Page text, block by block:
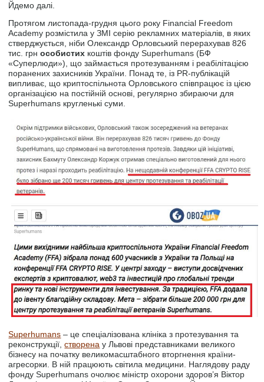
Йдемо далі.
Протягом листопада-грудня цього року Financial Freedom
Academy розмістила у ЗМІ серію рекламних матеріалів, в яких
стверджується, ніби Олександр Орловський перерахував 826
тис. грнособистих коштів фонду Superhumans (БФ
«Суперлюди»), що займається протезуванням і реабілітацією
поранених захисників України. Понад те, із PR-публікацій
випливає, що криптоспільнота Орловського співпрацює із цією
організацією на постійній основі, регулярно збираючи для
Superhumans кругленькі суми.
Superhumans – це спеціалізована клініка з протезування та
реконструкції,створена у Львові представниками великого
бізнесу на початку великомасштабного вторгнення країни-
агресорки. В ній працюють світила медицини. Наглядову раду
фонду Superhumans очолює міністр охорони здоров’я Віктор